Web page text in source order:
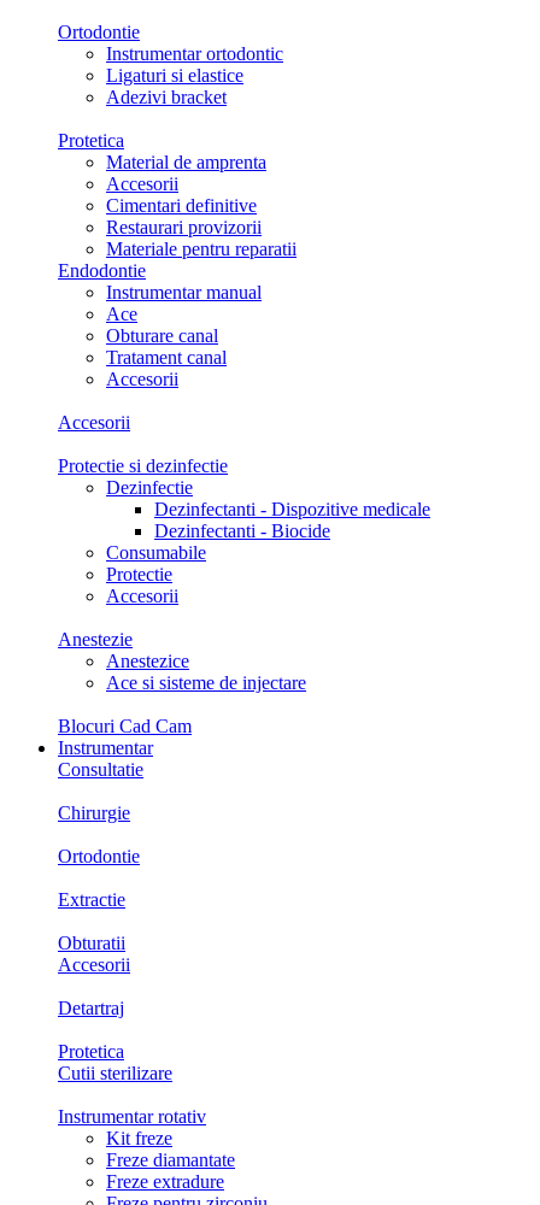
Ortodontie
Instrumentar ortodontic
Ligaturi si elastice
Adezivi bracket
Protetica
Material de amprenta
Accesorii
Cimentari definitive
Restaurari provizorii
Materiale pentru reparatii
Endodontie
Instrumentar manual
Ace
Obturare canal
Tratament canal
Accesorii
Accesorii
Protectie si dezinfectie
Dezinfectie
Dezinfectanti - Dispozitive medicale
Dezinfectanti - Biocide
Consumabile
Protectie
Accesorii
Anestezie
Anestezice
Ace si sisteme de injectare
Blocuri Cad Cam
Instrumentar
Consultatie
Chirurgie
Ortodontie
Extractie
Obturatii
Accesorii
Detartraj
Protetica
Cutii sterilizare
Instrumentar rotativ
Kit freze
Freze diamantate
Freze extradure